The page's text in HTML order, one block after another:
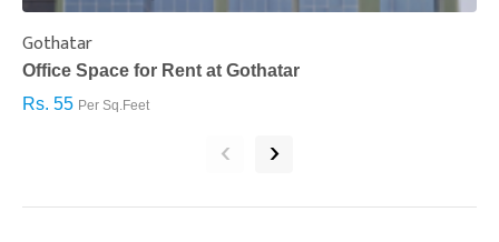
Gothatar
Office Space for Rent at Gothatar
Rs. 55 Per Sq.Feet
‹ ›